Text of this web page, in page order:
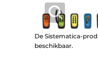
De Sistematica-
beschikbaar.